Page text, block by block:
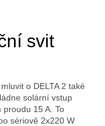
svit
o DELTA 2 také
solární vstup
15 A. To
sériově 2x220 W